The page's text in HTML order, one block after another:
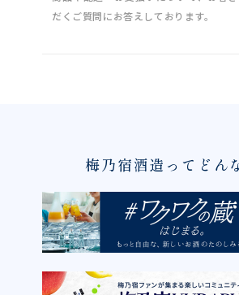
だくご質問にお答えしております。
梅乃宿酒造ってどん